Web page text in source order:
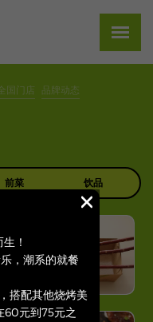
国门店 品牌动态
前菜 饮品
！
，潮系的就餐
搭配其他烧烤美
60元到75元之